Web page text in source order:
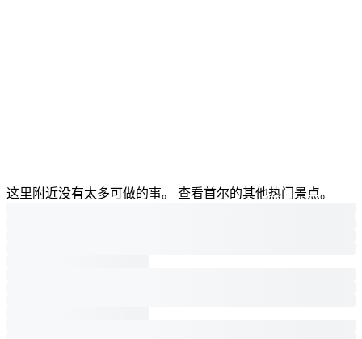
这里附近没有太多可做的事。 查看首尔的其他热门景点。